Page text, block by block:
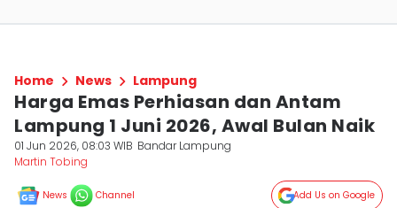
Home News Lampung
Harga Emas Perhiasan dan Antam
Lampung 1 Juni 2026, Awal Bulan Naik
01 Jun 2026, 08:03 WIB Bandar Lampung
Martin Tobing
News Channel Add Us on Google